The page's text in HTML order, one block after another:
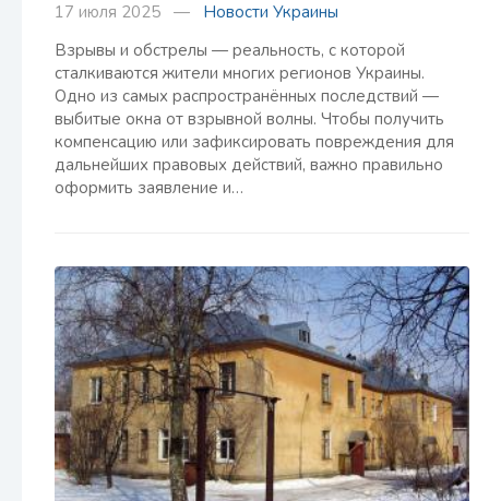
17 июля 2025 — Новости Украины
Взрывы и обстрелы — реальность, с которой
сталкиваются жители многих регионов Украины.
Одно из самых распространённых последствий —
выбитые окна от взрывной волны. Чтобы получить
компенсацию или зафиксировать повреждения для
дальнейших правовых действий, важно правильно
оформить заявление и…